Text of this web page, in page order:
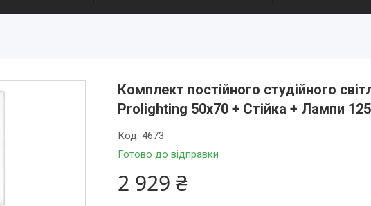
Комплект постійного студійного
Prolighting 50x70 + Стійка + Лампи
Готово до відправки
Код: 4673
2 929 ₴